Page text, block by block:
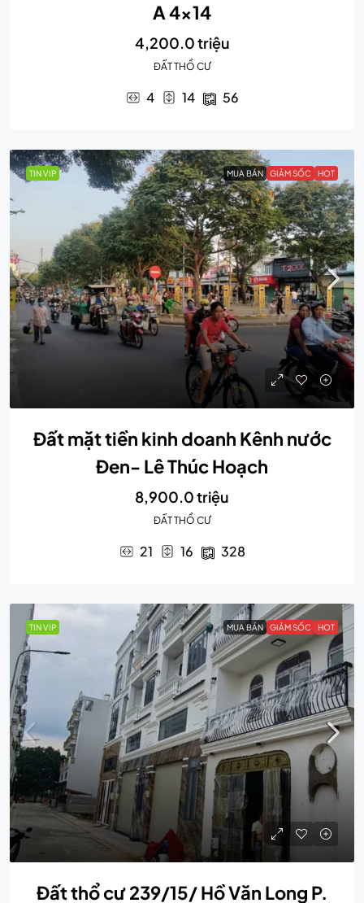
A 4×14
4,200.0 triệu
ĐẤT THỔ CƯ
4 14 56
TIN VIP MUA BÁN GIẢM SỐC HOT
Đất mặt tiền kinh doanh Kênh nước
Đen- Lê Thúc Hoạch
8,900.0 triệu
ĐẤT THỔ CƯ
21 16 328
TIN VIP MUA BÁN GIẢM SỐC HOT
Đất thổ cư 239/15/ Hồ Văn Long P.